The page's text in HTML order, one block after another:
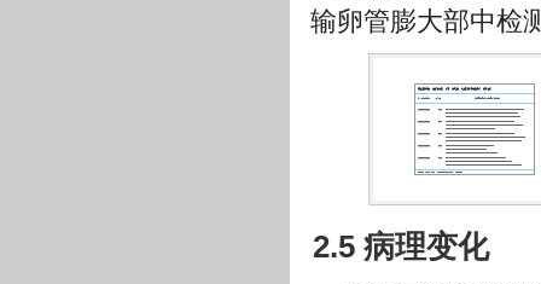
输卵管膨大部中检
2.5 病理变化